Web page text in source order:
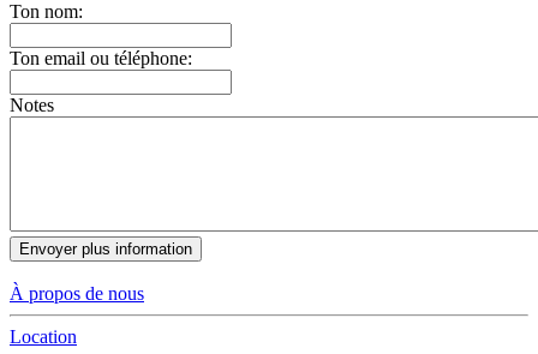
Ton nom:
Ton email ou téléphone:
Notes
À propos de nous
Location